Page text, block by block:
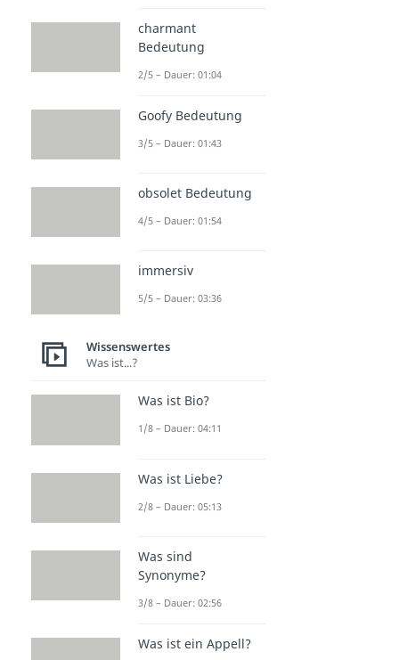
charmant
Bedeutung
2/5 – Dauer: 01:04
Goofy Bedeutung
3/5 – Dauer: 01:43
obsolet Bedeutung
4/5 – Dauer: 01:54
immersiv
5/5 – Dauer: 03:36
Wissenswertes
Was ist...?
Was ist Bio?
1/8 – Dauer: 04:11
Was ist Liebe?
2/8 – Dauer: 05:13
Was sind
Synonyme?
3/8 – Dauer: 02:56
Was ist ein Appell?